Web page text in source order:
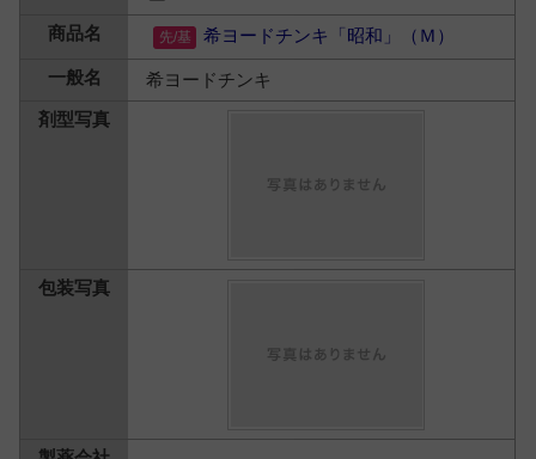
希ヨードチンキ「昭和」（Ｍ）
希ヨードチンキ